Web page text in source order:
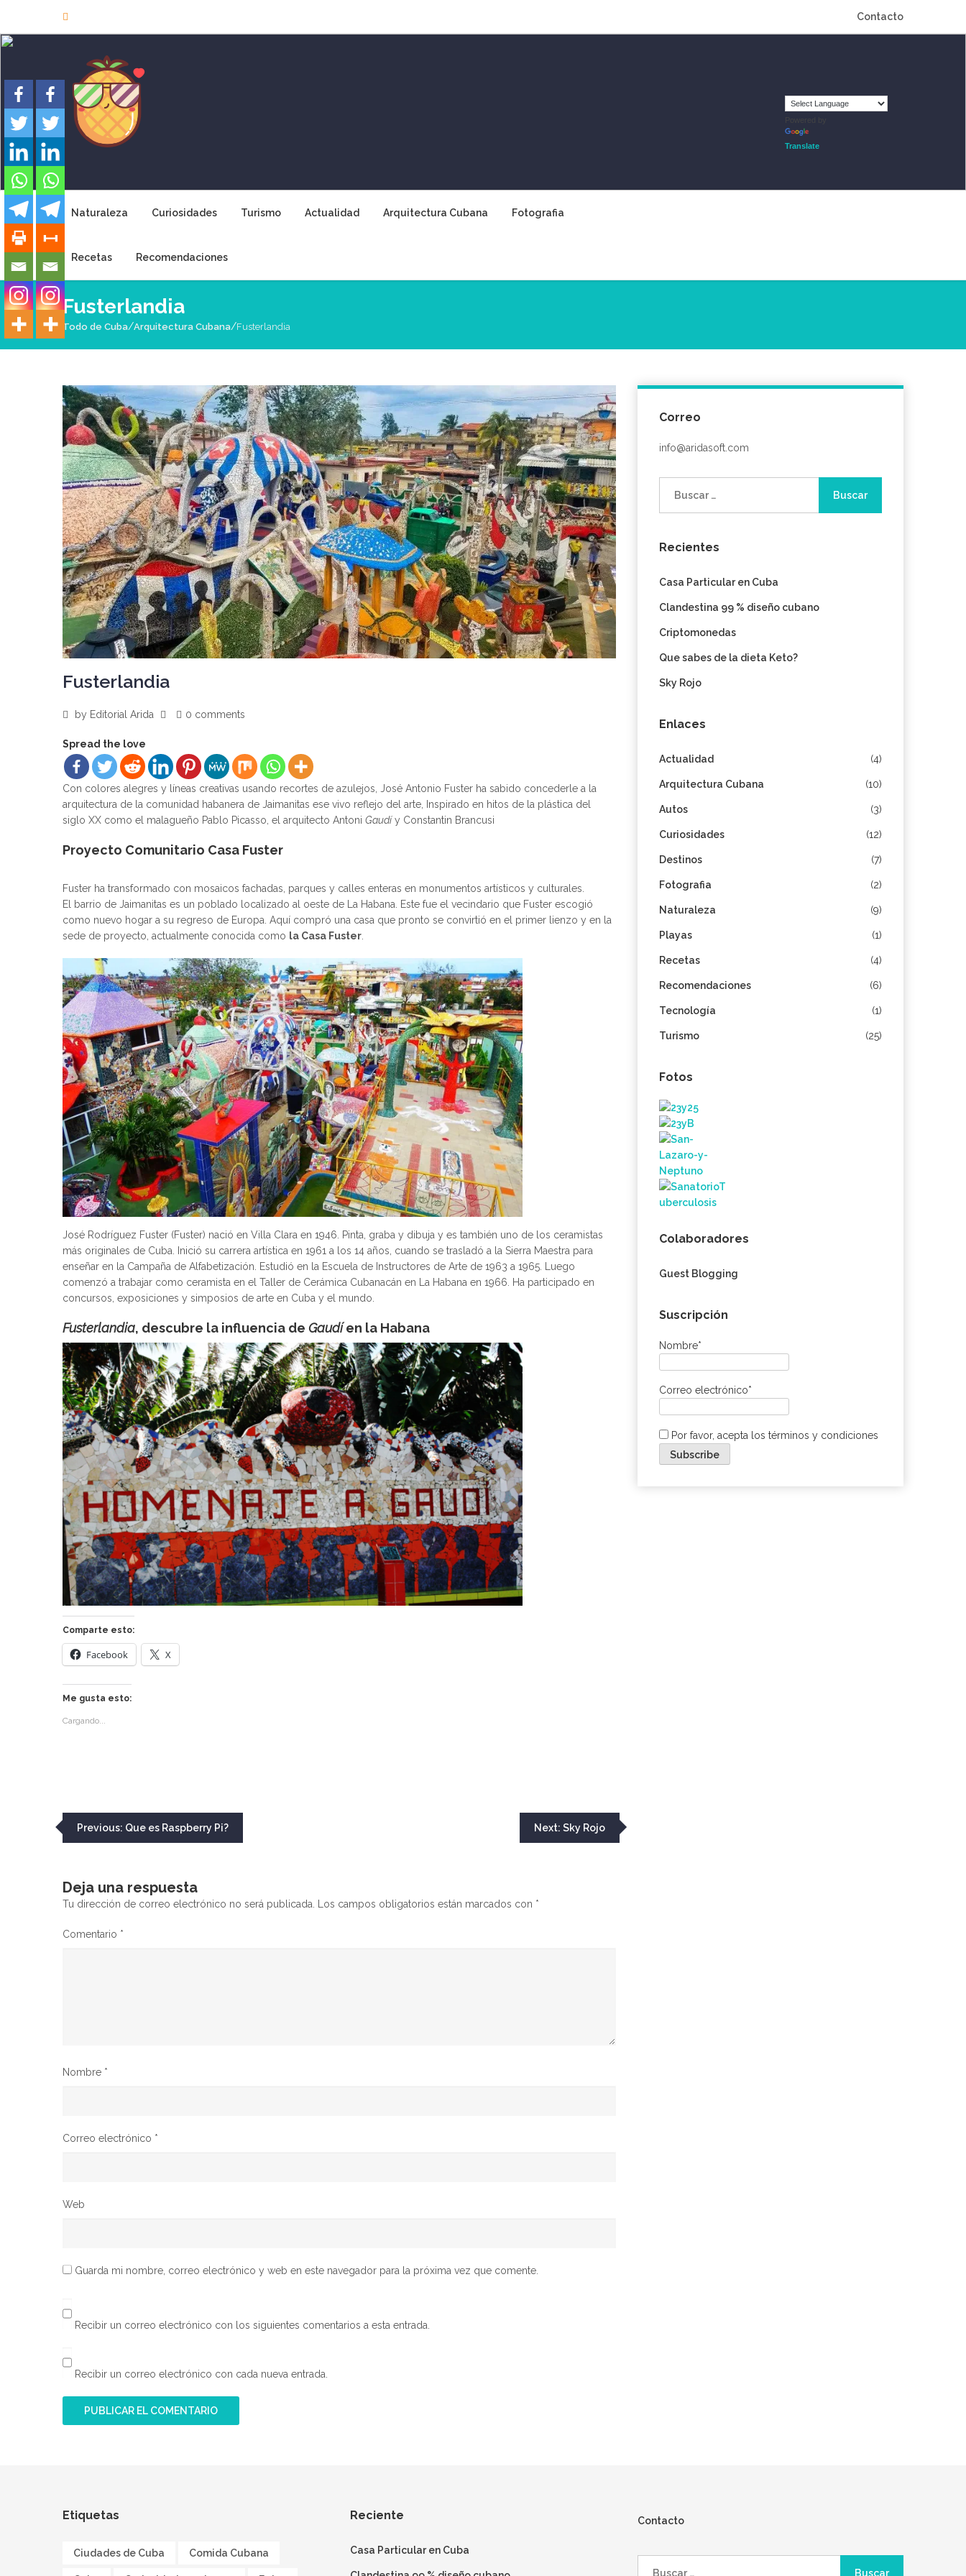
content
Contacto
Powered by
Translate
Naturaleza Curiosidades Turismo Actualidad Arquitectura Cubana Fotografia
Recetas Recomendaciones
Fusterlandia
Todo de Cuba/Arquitectura Cubana/Fusterlandia
Fusterlandia
by Editorial Arida 0 comments
Spread the love
Con colores alegres y líneas creativas usando recortes de azulejos, José Antonio Fuster ha sabido concederle a la
arquitectura de la comunidad habanera de Jaimanitas ese vivo reflejo del arte, Inspirado en hitos de la plástica del
siglo XX como el malagueño Pablo Picasso, el arquitecto Antoni Gaudíy Constantin Brancusi
Proyecto Comunitario Casa Fuster
Fuster ha transformado con mosaicos fachadas, parques y calles enteras en monumentos artísticos y culturales.
El barrio de Jaimanitas es un poblado localizado al oeste de La Habana. Este fue el vecindario que Fuster escogió
como nuevo hogar a su regreso de Europa. Aquí compró una casa que pronto se convirtió en el primer lienzo y en la
sede de proyecto, actualmente conocida como la Casa Fuster.
José Rodríguez Fuster (Fuster) nació en Villa Clara en 1946. Pinta, graba y dibuja y es también uno de los ceramistas
más originales de Cuba. Inició su carrera artística en 1961 a los 14 años, cuando se trasladó a la Sierra Maestra para
enseñar en la Campaña de Alfabetización. Estudió en la Escuela de Instructores de Arte de 1963 a 1965. Luego
comenzó a trabajar como ceramista en el Taller de Cerámica Cubanacán en La Habana en 1966. Ha participado en
concursos, exposiciones y simposios de arte en Cuba y el mundo.
Fusterlandia, descubre la influencia de Gaudíen la Habana
Comparte esto:
Facebook X
Me gusta esto:
Cargando...
Navegación
entradas
Previous: Que es Raspberry Pi? Next: Sky Rojo
Deja una respuesta
Tu dirección de correo electrónico no será publicada. Los campos obligatorios están marcados con *
Comentario *
Nombre *
Correo electrónico *
Web
Guarda mi nombre, correo electrónico y web en este navegador para la próxima vez que comente.
Recibir un correo electrónico con los siguientes comentarios a esta entrada.
Recibir un correo electrónico con cada nueva entrada.
Correo
info@aridasoft.com
Recientes
Casa Particular en Cuba
Clandestina 99 % diseño cubano
Criptomonedas
Que sabes de la dieta Keto?
Sky Rojo
Enlaces
Actualidad (4)
Arquitectura Cubana (10)
Autos (3)
Curiosidades (12)
Destinos (7)
Fotografia (2)
Naturaleza (9)
Playas (1)
Recetas (4)
Recomendaciones (6)
Tecnología (1)
Turismo (25)
Fotos
Colaboradores
Guest Blogging
Suscripción
Nombre*
Correo electrónico*
Por favor, acepta los términos y condiciones
Etiquetas
Ciudades de Cuba Comida Cubana
Reciente
Casa Particular en Cuba
Contacto